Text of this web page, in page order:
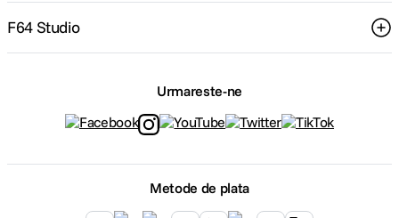
F64 Studio
Urmareste-ne
Metode de plata